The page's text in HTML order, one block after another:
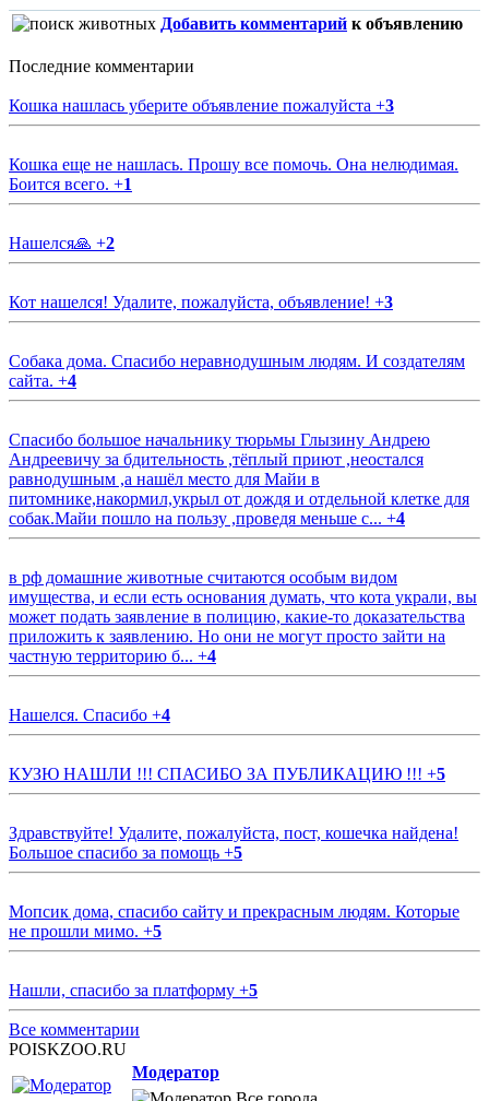
Добавить комментарий к объявлению
Последние комментарии
Кошка нашлась уберите объявление пожалуйста +3
Кошка еще не нашлась. Прошу все помочь. Она нелюдимая.
Боится всего. +1
Нашелся🙏 +2
Кот нашелся! Удалите, пожалуйста, объявление! +3
Собака дома. Спасибо неравнодушным людям. И создателям
сайта. +4
Спасибо большое начальнику тюрьмы Глызину Андрею
Андреевичу за бдительность ,тёплый приют ,неостался
равнодушным ,а нашёл место для Майи в
питомнике,накормил,укрыл от дождя и отдельной клетке для
собак.Майи пошло на пользу ,проведя меньше с... +4
в рф домашние животные считаются особым видом
имущества, и если есть основания думать, что кота украли, вы
может подать заявление в полицию, какие-то доказательства
приложить к заявлению. Но они не могут просто зайти на
частную территорию б... +4
Нашелся. Спасибо +4
КУЗЮ НАШЛИ !!! СПАСИБО ЗА ПУБЛИКАЦИЮ !!! +5
Здравствуйте! Удалите, пожалуйста, пост, кошечка найдена!
Большое спасибо за помощь +5
Мопсик дома, спасибо сайту и прекрасным людям. Которые
не прошли мимо. +5
Нашли, спасибо за платформу +5
Все комментарии
POISKZOO.RU
Модератор